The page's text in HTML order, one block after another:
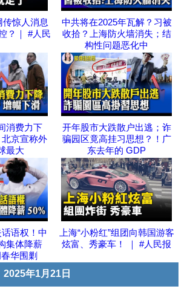
惊人消息
？｜ #人民
中共将在2025年瓦解？习被
收拾？上海防火墙消失；结
构性问题恶化中
消费力下
京宣称外
最大
开年股市大跌散户出逃；诈
骗园区竟高挂习思想？！广
东去年的 GDP
语权！中
集体降薪
华围剿
上海“小粉红”组团向韩国游客
炫富、秀豪车！ ｜ #人民报
2025年1月21日